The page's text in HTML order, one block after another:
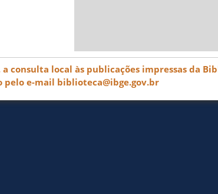
consulta local às publicações impressas da
e-mail biblioteca@ibge.gov.br